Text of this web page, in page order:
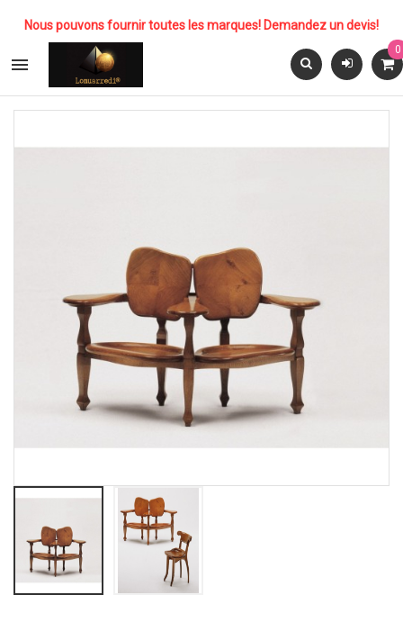
Nous pouvons fournir toutes les marques! Demandez un devis!

0